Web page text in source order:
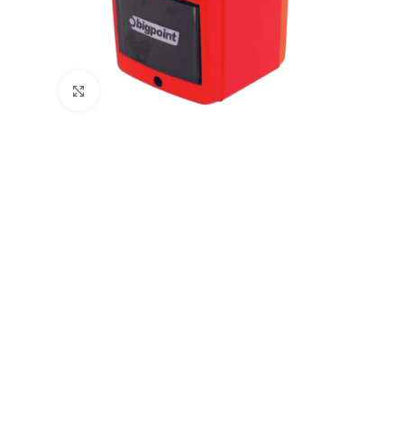
Büyütmek için tıklayın